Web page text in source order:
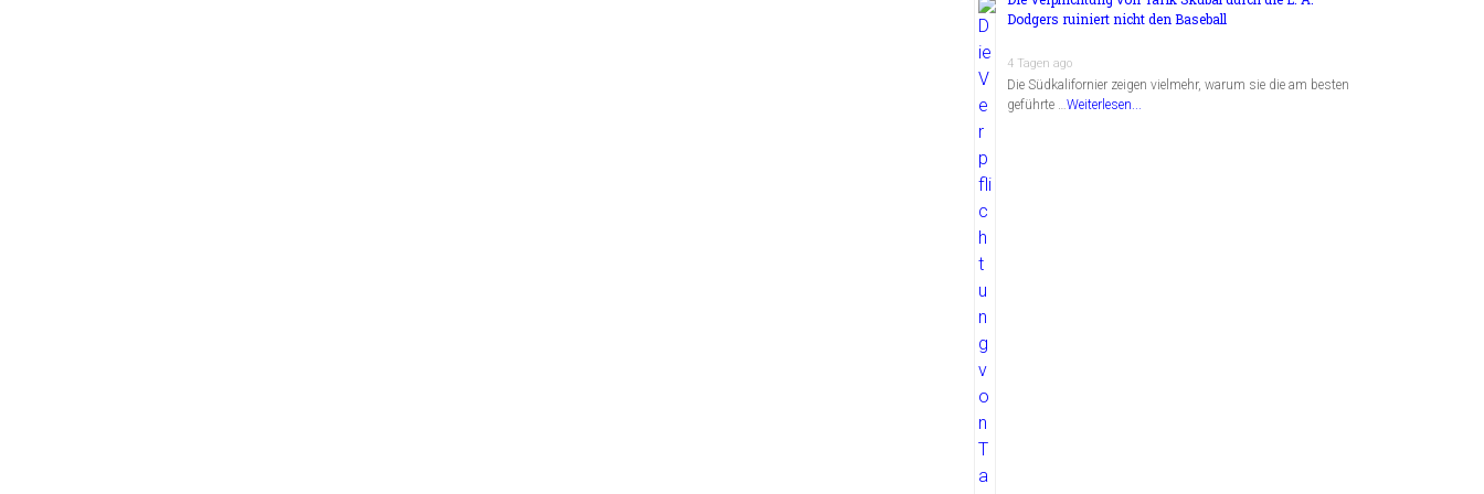
Dodgers ruiniert nicht den Baseball
4 Tagen ago
Die Südkalifornier zeigen vielmehr, warum sie die am besten
geführte …Weiterlesen...